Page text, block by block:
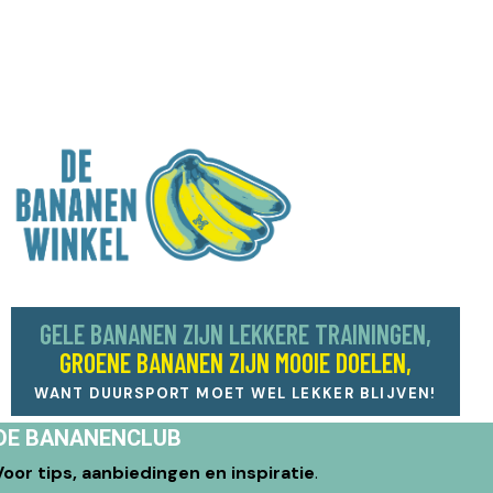
GELE BANANEN ZIJN LEKKERE TRAININGEN,
GROENE BANANEN ZIJN MOOIE DOELEN,
WANT DUURSPORT MOET WEL LEKKER BLIJVEN!
BANANENCLUB
tips, aanbiedingen en inspiratie.